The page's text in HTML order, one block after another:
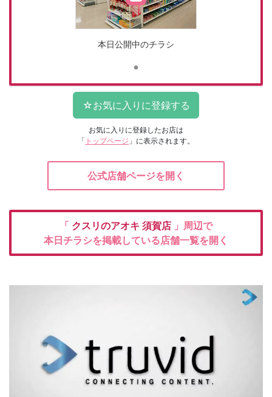
本日公開中のチラシ
お気に入りに登録したお店は
「 トップページ 」に表示されます。
公式店舗ページを開く
「 クスリのアオキ 須賀店 」周辺で
本日チラシを掲載している店舗一覧を開く